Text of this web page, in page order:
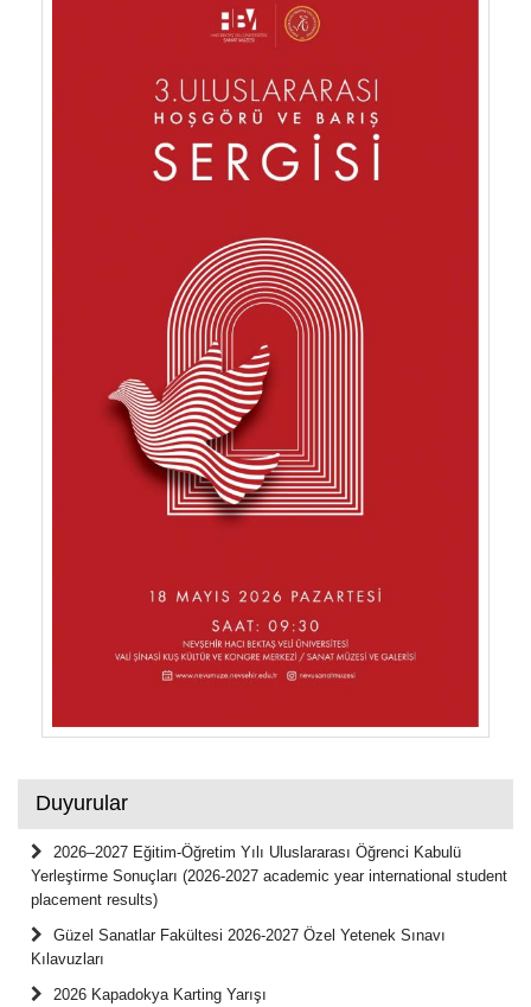
Duyurular
2026–2027 Eğitim-Öğretim Yılı Uluslararası Öğrenci Kabulü
Yerleştirme Sonuçları (2026-2027 academic year international student
placement results)
Güzel Sanatlar Fakültesi 2026-2027 Özel Yetenek Sınavı
Kılavuzları
2026 Kapadokya Karting Yarışı